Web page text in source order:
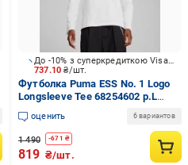
737.10₴/шт.
До -10% з суперкредиткою Visa Вигода
Футболка Puma ESS No. 1 Logo
Longsleeve Tee 68254602 р.L
белый
оценить 6 вариантов
1 490 -671 ₴
819 ₴/шт.